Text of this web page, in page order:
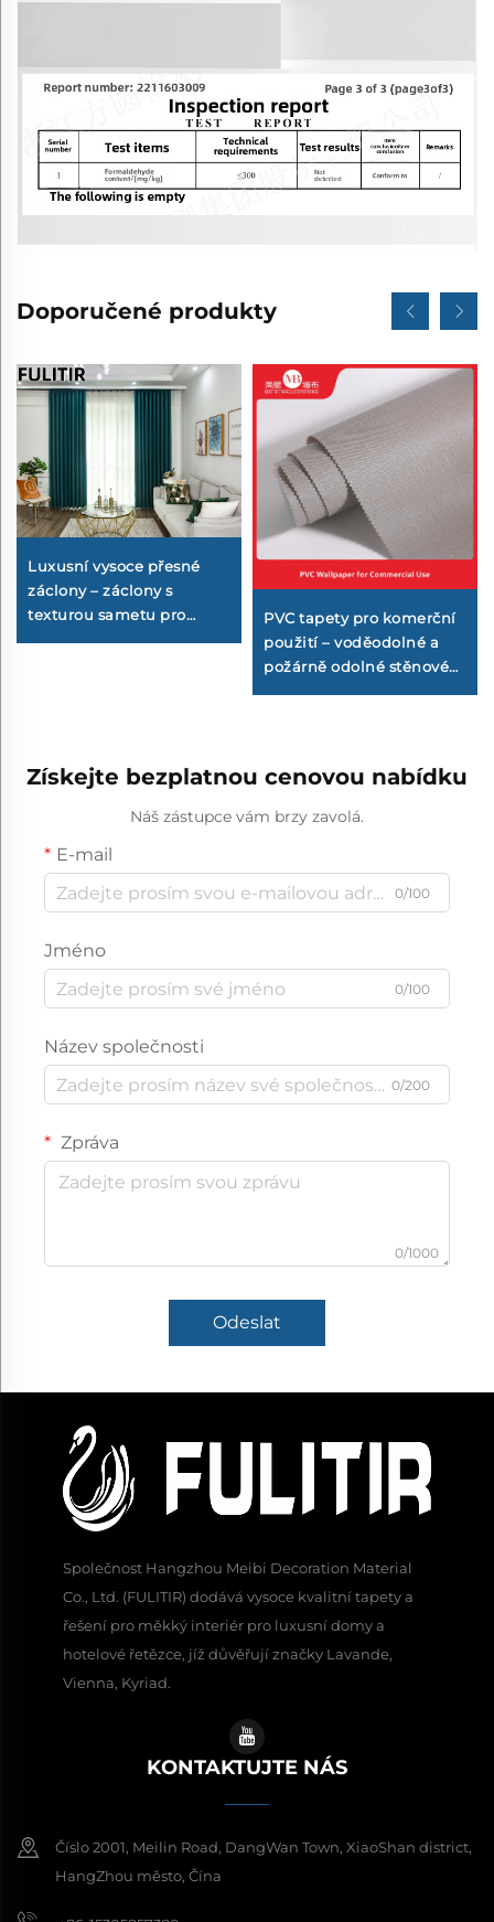
Doporučené produkty
Luxusní vysoce přesné
záclony – záclony s
texturou sametu pro
tmavění, dekorativní
PVC tapety pro komerční
použití – voděodolné a
požárně odolné stěnové
obklady pro hotely a
vhodný pro pokládku na
velké plochy
Získejte bezplatnou cenovou nabídku
Náš zástupce vám brzy zavolá.
E-mail
0/100
Jméno
0/100
Název společnosti
0/200
Zpráva
0/1000
Odeslat
Společnost Hangzhou Meibi Decoration Material
Co., Ltd. (FULITIR) dodává vysoce kvalitní tapety a
řešení pro měkký interiér pro luxusní domy a
hotelové řetězce, jíž důvěřují značky Lavande,
Vienna, Kyriad.
KONTAKTUJTE NÁS
Číslo 2001, Meilin Road, DangWan Town, XiaoShan district,
HangZhou město, Čína